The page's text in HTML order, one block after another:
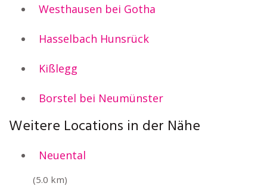
Westhausen bei Gotha
Hasselbach Hunsrück
Kißlegg
Borstel bei Neumünster
Weitere Locations in der Nähe
Neuental
(5.0 km)